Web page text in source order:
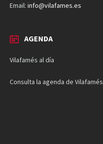
Email: info@vilafames.es
AGENDA
Vilafamés al día
Consulta la agenda de Vilafamés